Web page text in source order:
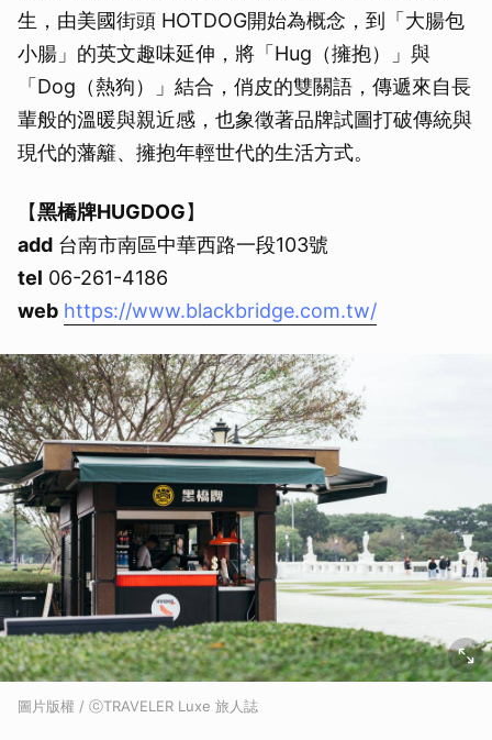
生，由美國街頭 HOTDOG開始為概念，到「大腸包
小腸」的英文趣味延伸，將「Hug（擁抱）」與
「Dog（熱狗）」結合，俏皮的雙關語，傳遞來自長
輩般的溫暖與親近感，也象徵著品牌試圖打破傳統與
現代的藩籬、擁抱年輕世代的生活方式。
【黑橋牌HUGDOG】
add 台南市南區中華西路一段103號
tel 06-261-4186
web https://www.blackbridge.com.tw/
圖片版權 / ⓒTRAVELER Luxe 旅人誌